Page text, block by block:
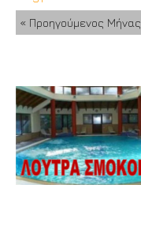
« Προηγούμενος Μήνας